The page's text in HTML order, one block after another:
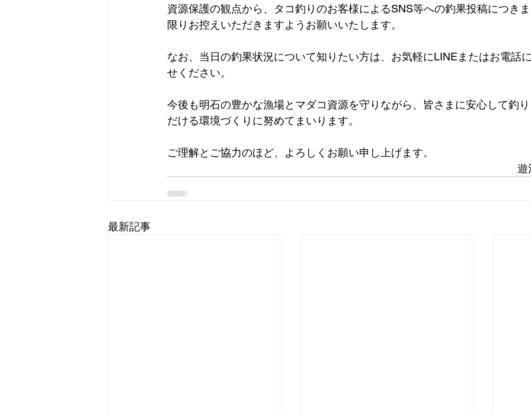
資源保護の観点から、タコ釣りのお客様によるSNS等への釣果投稿につき
限りお控えいただきますようお願いいたします。
なお、当日の釣果状況について知りたい方は、お気軽にLINEまたはお電話
せください。
今後も明石の豊かな漁場とマダコ資源を守りながら、皆さまに安心して釣
だける環境づくりに努めてまいります。
ご理解とご協力のほど、よろしくお願い申し上げます。
遊
最新記事